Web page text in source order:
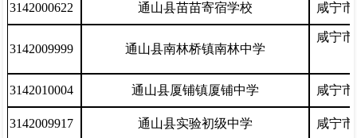
3142000622 通山县苗苗寄宿学校 咸宁
3142009999 通山县南林桥镇南林中学
咸宁
3142010004 通山县厦铺镇厦铺中学 咸宁
3142009917 通山县实验初级中学 咸宁